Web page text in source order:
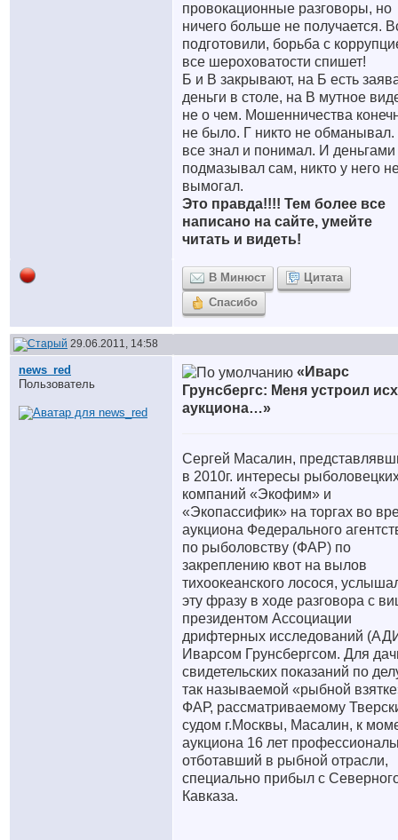
провокационные разговоры, но
ничего больше не получается.
подготовили, борьба с
все шероховатости спишет!
Б и В закрывают, на Б есть
деньги в столе, на В мутное
не о чем. Мошенничества
не было. Г никто не
все знал и понимал. И деньгами
подмазывал сам, никто у него
вымогал.
Это правда!!!! Тем более все
написано на сайте, умейте
читать и видеть!
В Минюст
Цитата
Спасибо
29.06.2011, 14:58
news_red
Пользователь
«Иварс
Грунсбергс: Меня устроил
аукциона…»
Сергей Масалин,
в 2010г. интересы
компаний «Экофим» и
«Экопассифик» на торгах во
аукциона Федерального
по рыболовству (ФАР) по
закреплению квот на вылов
тихоокеанского лосося,
эту фразу в ходе разговора с
президентом Ассоциации
дрифтерных исследований
Иварсом Грунсбергсом. Для
свидетельских показаний по
так называемой «рыбной
ФАР, рассматриваемому
судом г.Москвы, Масалин, к
аукциона 16 лет
отботавший в рыбной отрасли,
специально прибыл с
Кавказа.